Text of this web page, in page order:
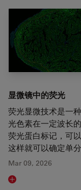
显微镜中的荧光
荧光显微技术是一
光色素在一定波长
荧光蛋白标记，可
这样就可以确定单
Mar 09, 2026
Read article